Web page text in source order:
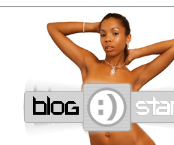
———————————————